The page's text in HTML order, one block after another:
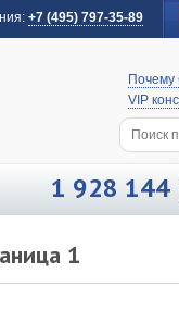
+7 (495) 797-35-89
Почему
VIP
1 928 144
1